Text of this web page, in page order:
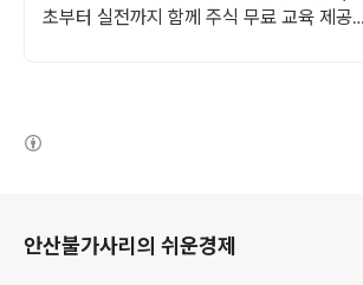
초부터 실전까지 함께 주식 무료 교육 제공,
안산불가사리의 쉬운경제